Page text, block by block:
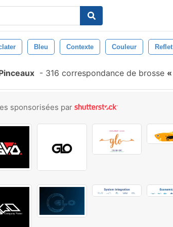
Bleu Contexte Couleur Reflet
- 316 correspondance de brosse
sponsorisées par